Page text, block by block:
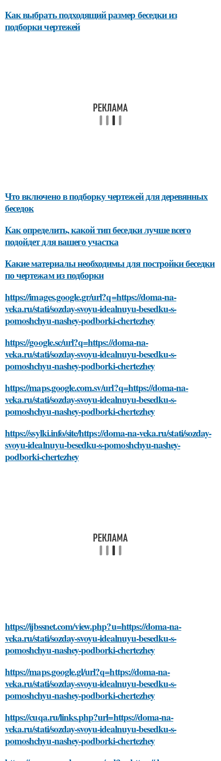
Как выбрать подходящий размер беседки из
подборки чертежей
Что включено в подборку чертежей для деревянных
беседок
Как определить, какой тип беседки лучше всего
подойдет для вашего участка
Какие материалы необходимы для постройки беседки
по чертежам из подборки
https://images.google.gr/url?q=https://doma-na-
veka.ru/stati/sozday-svoyu-idealnuyu-besedku-s-
pomoshchyu-nashey-podborki-chertezhey
https://google.sc/url?q=https://doma-na-
veka.ru/stati/sozday-svoyu-idealnuyu-besedku-s-
pomoshchyu-nashey-podborki-chertezhey
https://maps.google.com.sv/url?q=https://doma-na-
veka.ru/stati/sozday-svoyu-idealnuyu-besedku-s-
pomoshchyu-nashey-podborki-chertezhey
https://ssylki.info/site/https://doma-na-veka.ru/stati/sozday-
svoyu-idealnuyu-besedku-s-pomoshchyu-nashey-
podborki-chertezhey
https://ijbssnet.com/view.php?u=https://doma-na-
veka.ru/stati/sozday-svoyu-idealnuyu-besedku-s-
pomoshchyu-nashey-podborki-chertezhey
https://maps.google.gl/url?q=https://doma-na-
veka.ru/stati/sozday-svoyu-idealnuyu-besedku-s-
pomoshchyu-nashey-podborki-chertezhey
https://cuqa.ru/links.php?url=https://doma-na-
veka.ru/stati/sozday-svoyu-idealnuyu-besedku-s-
pomoshchyu-nashey-podborki-chertezhey